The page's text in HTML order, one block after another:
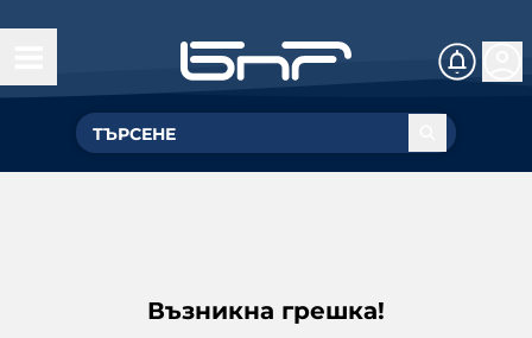
Възникна грешка!